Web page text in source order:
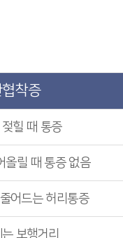
착증
힐 때 통증
올릴 때 통증 없음
어드는 허리통증
보행거리